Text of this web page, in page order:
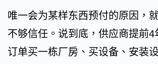
唯一会为某样东西预付的原因，
不够信任。说到底，供应商提前4
订单买一栋厂房、买设备、安装